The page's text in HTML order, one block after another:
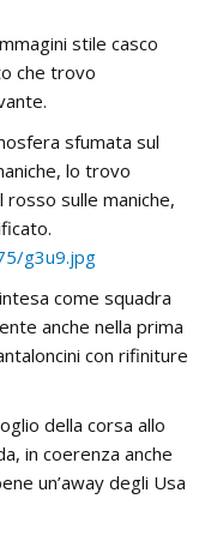
stile casco
che trovo
sfumata sul
lo trovo
sulle maniche,
g3u9.jpg
come squadra
anche nella prima
con rifiniture
della corsa allo
in coerenza anche
un’away degli Usa